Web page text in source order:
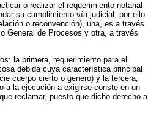
o realizar el requerimiento notarial
su cumplimiento vía judicial, por ello
o reconvención), una, es a través
General de Procesos y otra, a través
la primera, requerimiento para el
debida cuya característica principal
cuerpo cierto o genero) y la tercera,
a la ejecución a exigirse conste en un
reclamar, puesto que dicho derecho a